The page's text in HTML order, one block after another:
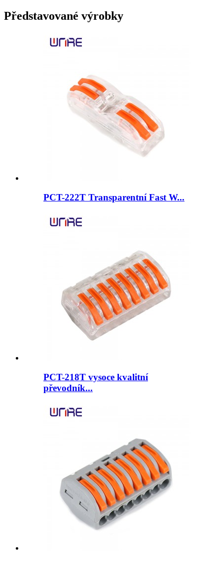
Představované výrobky
PCT-222T Transparentní Fast W...
PCT-218T vysoce kvalitní
převodník...